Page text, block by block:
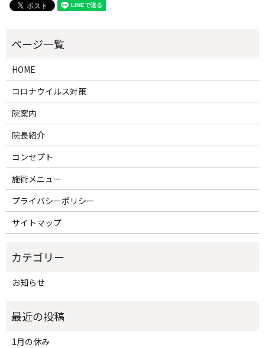
HOME
コロナウイルス対策
院案内
院長紹介
コンセプト
施術メニュー
プライバシーポリシー
サイトマップ
お知らせ
1月の休み